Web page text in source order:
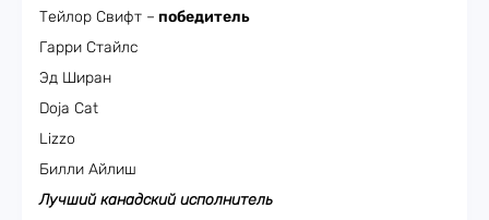
Тейлор Свифт – победитель
Гарри Стайлс
Эд Ширан
Doja Cat
Lizzo
Билли Айлиш
Лучший канадский исполнитель